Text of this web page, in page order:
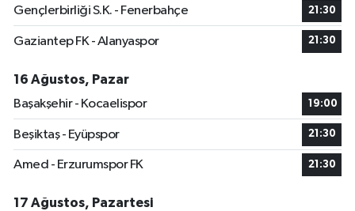
Gençlerbirliği S.K. - Fenerbahçe 21:30
Gaziantep FK - Alanyaspor 21:30
16 Ağustos, Pazar
Başakşehir - Kocaelispor
19:00
Beşiktaş - Eyüpspor 21:30
Amed - Erzurumspor FK 21:30
17 Ağustos, Pazartesi